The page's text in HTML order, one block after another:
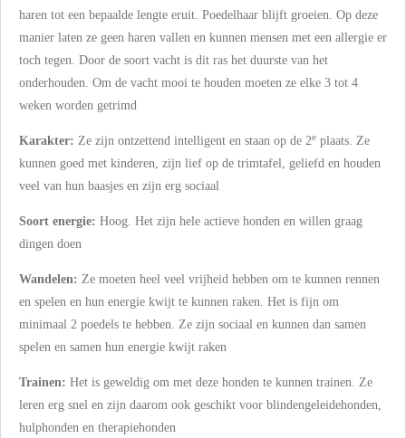
haren tot een bepaalde lengte eruit. Poedelhaar blijft groeien. Op deze
manier laten ze geen haren vallen en kunnen mensen met een allergie er
toch tegen. Door de soort vacht is dit ras het duurste van het
onderhouden. Om de vacht mooi te houden moeten ze elke 3 tot 4
weken worden getrimd
Karakter: Ze zijn ontzettend intelligent en staan op de 2e plaats. Ze
kunnen goed met kinderen, zijn lief op de trimtafel, geliefd en houden
veel van hun baasjes en zijn erg sociaal
Soort energie: Hoog. Het zijn hele actieve honden en willen graag
dingen doen
Wandelen: Ze moeten heel veel vrijheid hebben om te kunnen rennen
en spelen en hun energie kwijt te kunnen raken. Het is fijn om
minimaal 2 poedels te hebben. Ze zijn sociaal en kunnen dan samen
spelen en samen hun energie kwijt raken
Trainen: Het is geweldig om met deze honden te kunnen trainen. Ze
leren erg snel en zijn daarom ook geschikt voor blindengeleidehonden,
hulphonden en therapiehonden